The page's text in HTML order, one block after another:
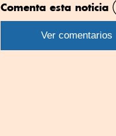
Comenta esta noticia
Ver comentarios